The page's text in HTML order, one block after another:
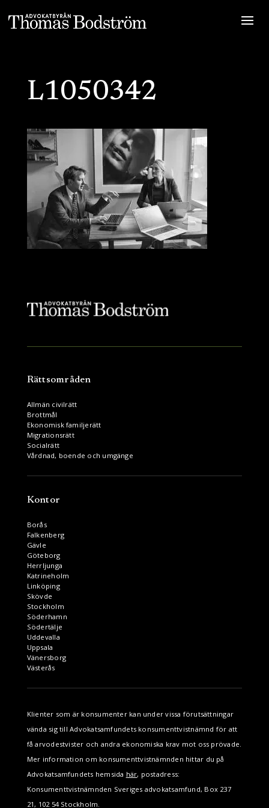
L1050342
Rättsområden
Allmän civilrätt
Brottmål
Ekonomisk familjerätt
Migrationsrätt
Socialrätt
Vårdnad, boende och umgänge
Kontor
Borås
Falkenberg
Gävle
Göteborg
Herrljunga
Katrineholm
Linköping
Skövde
Stockholm
Söderhamn
Södertälje
Uddevalla
Uppsala
Vänersborg
Västerås
Klienter som är konsumenter kan under vissa förutsättningar
vända sig till Advokatsamfundets konsumenttvistnämnd för att
få arvodestvister och andra ekonomiska krav mot oss prövade.
Mer information om konsumenttvistnämnden hittar du på
Advokatsamfundets hemsida här, postadress:
Konsumenttvistnämnden Sveriges advokatsamfund, Box 237
21, 102 54 Stockholm.